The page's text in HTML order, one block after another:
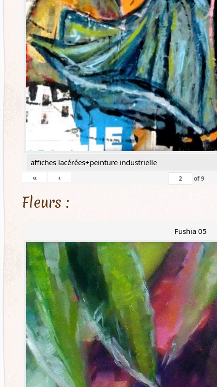
affiches lacérées+peinture industrielle
«
‹ of9
Fleurs :
Fushia 05